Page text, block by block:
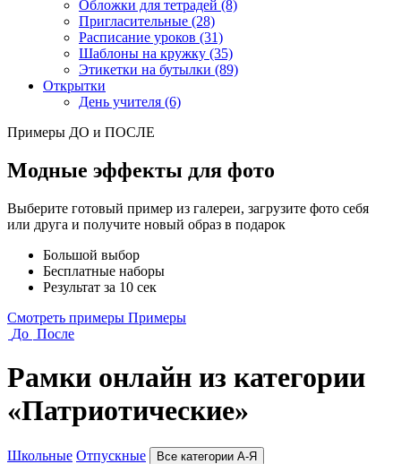
Обложки для тетрадей (8)
Пригласительные (28)
Расписание уроков (31)
Шаблоны на кружку (35)
Этикетки на бутылки (89)
Открытки
День учителя (6)
Примеры ДО и ПОСЛЕ
Модные эффекты для фото
Выберите готовый пример из галереи, загрузите фото себя
или друга и получите новый образ в подарок
Большой выбор
Бесплатные наборы
Результат за 10 сек
Смотреть примеры Примеры
До После
Рамки онлайн из категории
«Патриотические»
Школьные Отпускные Все категории А-Я